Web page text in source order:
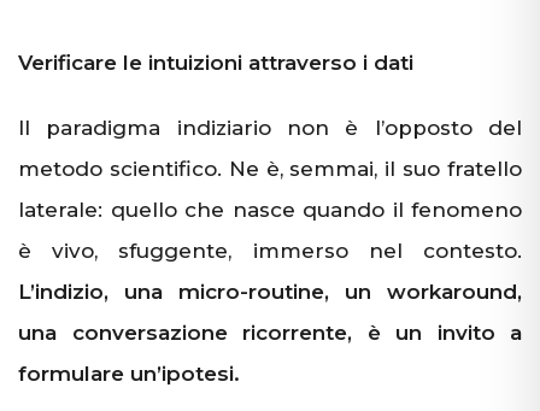
Verificare le intuizioni attraverso i dati
Il paradigma indiziario non è l’opposto del
metodo scientifico. Ne è, semmai, il suo fratello
laterale: quello che nasce quando il fenomeno
è vivo, sfuggente, immerso nel contesto.
L’indizio, una micro-routine, un workaround,
una conversazione ricorrente, è un invito a
formulare un’ipotesi.